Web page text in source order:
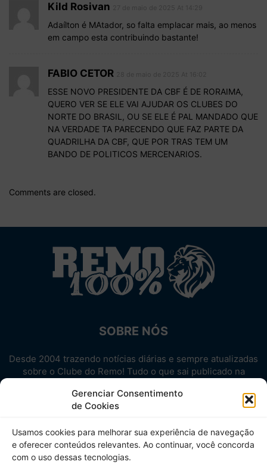
Gerenciar Consentimento
de Cookies
Usamos cookies para melhorar sua experiência de navegação
e oferecer conteúdos relevantes. Ao continuar, você concorda
com o uso dessas tecnologias.
Kild Rosivan
Adaílton é MAtador, so falta emplacar mais, ao menos
em campo esta contribuindo bastante!
FABIO CETOR
ESSE NOVO PRESIDENTE DA CBF É DE RORAIMA,
QUERO VER SE ELE VAI AJUDAR OS CLUBES DO
NORTE DO BRASIL, OU SE ELE É PAL MANDADO QUE
NA VERDADE TA PARECENDO QUE FAZ PARTE DA
QUADRILHA DA CBF, QUE POR TRAS TEM UM
BANDO DE POLITICOS MERCENARIOS.
Comments are closed.
SOBRE NÓS
Desde 2004 trazendo notícias diárias e sempre atualizadas
sobre o Clube do Remo! Tudo o que sai publicado na
Aproveite! Site não-oficial.
SIGA-NOS